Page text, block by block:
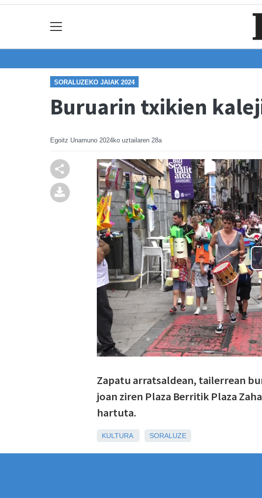
SORALUZEKO JAIAK 2024
Buruarin txikien
Egoitz Unamuno 2024ko uztailaren 28a
Zapatu arratsaldean, tailerrean
joan ziren Plaza Berritik Plaza
hartuta.
KULTURA SORALUZE